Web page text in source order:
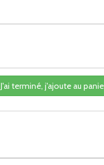
J'ai terminé, j'ajoute au